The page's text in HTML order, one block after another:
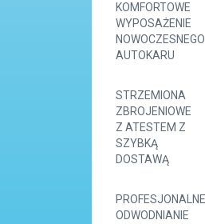
KOMFORTOWE
WYPOSAŻENIE
NOWOCZESNEGO
AUTOKARU
STRZEMIONA
ZBROJENIOWE
Z ATESTEM Z
SZYBKĄ
DOSTAWĄ
PROFESJONALNE
ODWODNIANIE